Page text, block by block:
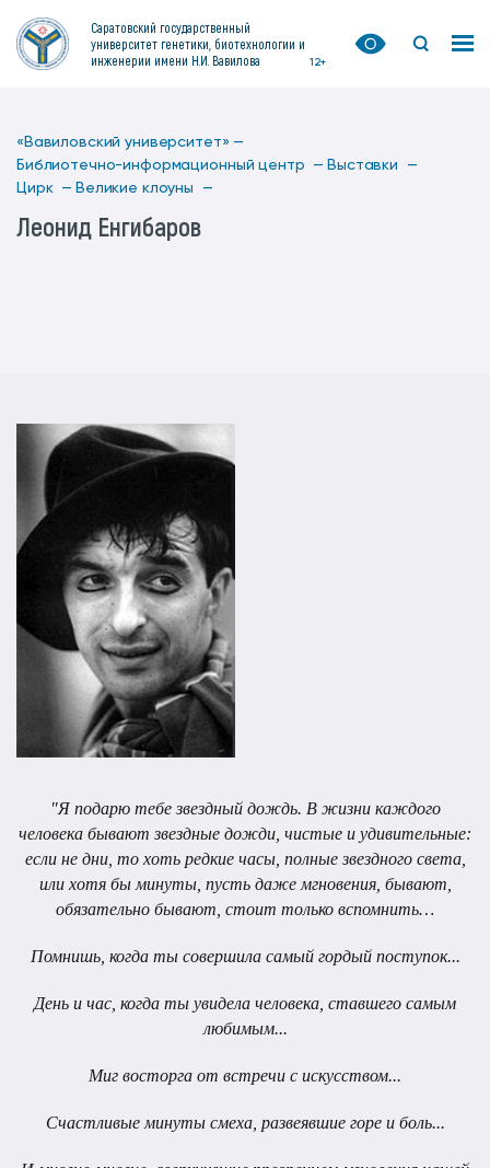
Саратовский государственный
университет генетики, биотехнологии и
инженерии имени Н.И. Вавилова
12+
«Вавиловский университет» —
Библиотечно-информационный центр — Выставки —
Цирк — Великие клоуны —
Леонид Енгибаров
"Я подарю тебе звездный дождь. В жизни каждого
человека бывают звездные дожди, чистые и удивительные:
если не дни, то хоть редкие часы, полные звездного света,
или хотя бы минуты, пусть даже мгновения, бывают,
обязательно бывают, стоит только вспомнить…
Помнишь, когда ты совершила самый гордый поступок...
День и час, когда ты увидела человека, ставшего самым
любимым...
Миг восторга от встречи с искусством...
Счастливые минуты смеха, развеявшие горе и боль...